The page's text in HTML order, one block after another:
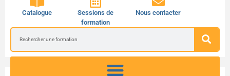
Catalogue
Sessions de
formation
Nous contacter